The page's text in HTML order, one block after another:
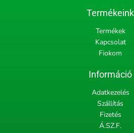
Termékeink
Termékek
Kapcsolat
Fiokom
Információ
Adatkezelés
Szállítás
Fizetés
Á.SZ.F.